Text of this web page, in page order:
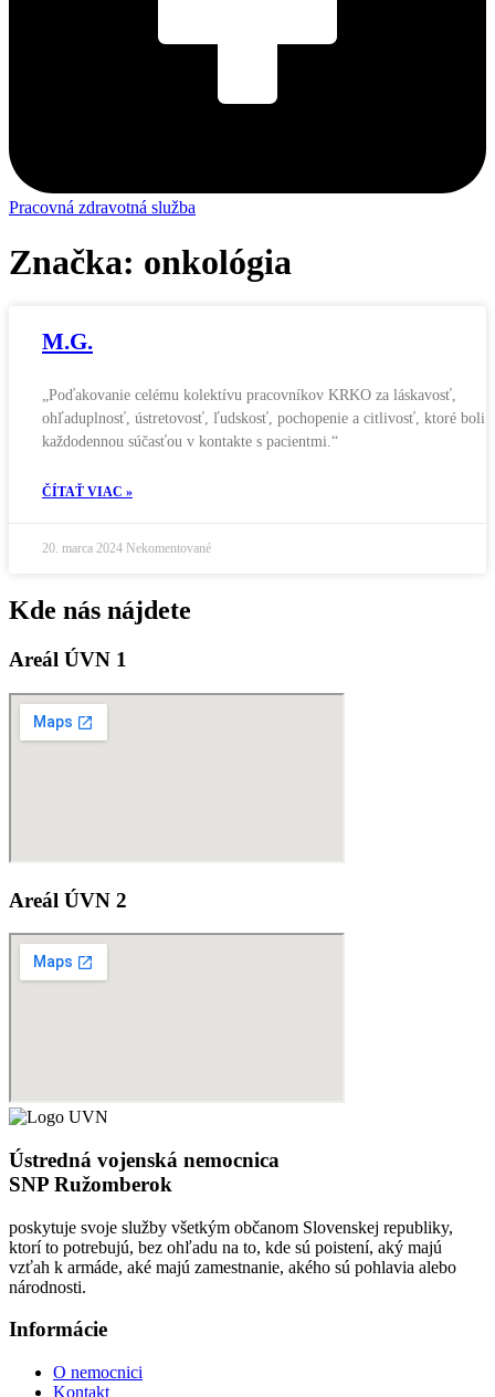
Pracovná zdravotná služba
Značka: onkológia
M.G.
„Poďakovanie celému kolektívu pracovníkov KRKO za láskavosť,
ohľaduplnosť, ústretovosť, ľudskosť, pochopenie a citlivosť, ktoré boli
každodennou súčasťou v kontakte s pacientmi.“
ČÍTAŤ VIAC »
20. marca 2024 Nekomentované
Kde nás nájdete
Areál ÚVN 1
Areál ÚVN 2
Ústredná vojenská nemocnica
SNP Ružomberok
poskytuje svoje služby všetkým občanom Slovenskej republiky,
ktorí to potrebujú, bez ohľadu na to, kde sú poistení, aký majú
vzťah k armáde, aké majú zamestnanie, akého sú pohlavia alebo
národnosti.
Informácie
O nemocnici
Kontakt